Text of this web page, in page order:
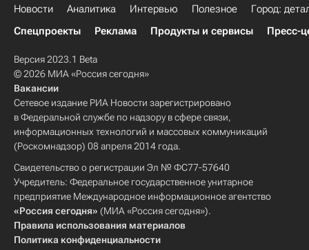
Новости Аналитика Интервью Полезное
Город:
Спецпроекты
Реклама Продукты и сервисы Пресс-
Версия 2023.1 Beta
© 2026 МИА «Россия сегодня»
Вакансии
Сетевое издание РИА Новости зарегистрировано
в Федеральной службе по надзору в сфере связи,
информационных технологий и массовых коммуникаций
(Роскомнадзор) 08 апреля 2014 года.
Свидетельство о регистрации Эл № ФС77-57640
Учредитель: Федеральное государственное унитарное
предприятие Международное информационное агентство
«Россия сегодня» (МИА «Россия сегодня»).
Правила использования материалов
Политика конфиденциальности